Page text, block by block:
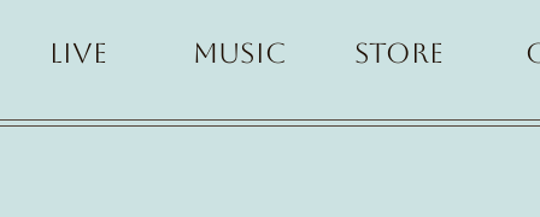
Live MUSIC Store